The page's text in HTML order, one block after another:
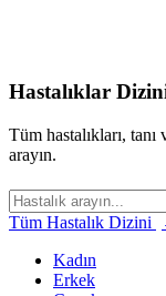
Hastalıklar
Tüm hastalıkları,
arayın.
Tüm Hastalık Dizini
Kadın
Erkek